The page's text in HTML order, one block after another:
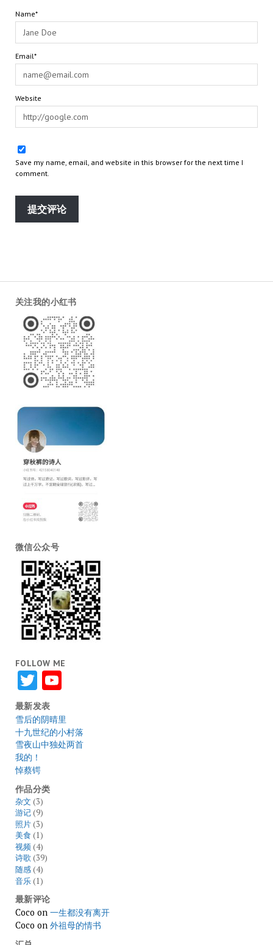
Name*
Email*
Website
Save my name, email, and website in this browser for the next time I
comment.
关注我的小红书
微信公众号
FOLLOW ME
TwitterYouTube
最新发表
雪后的阴晴里
十九世纪的小村落
雪夜山中独处两首
我的！
悼蔡锷
作品分类
杂文 (3)
游记(9)
照片(3)
美食 (1)
视频(4)
诗歌(39)
随感(4)
音乐(1)
最新评论
Coco on 一生都没有离开
Coco on 外祖母的情书